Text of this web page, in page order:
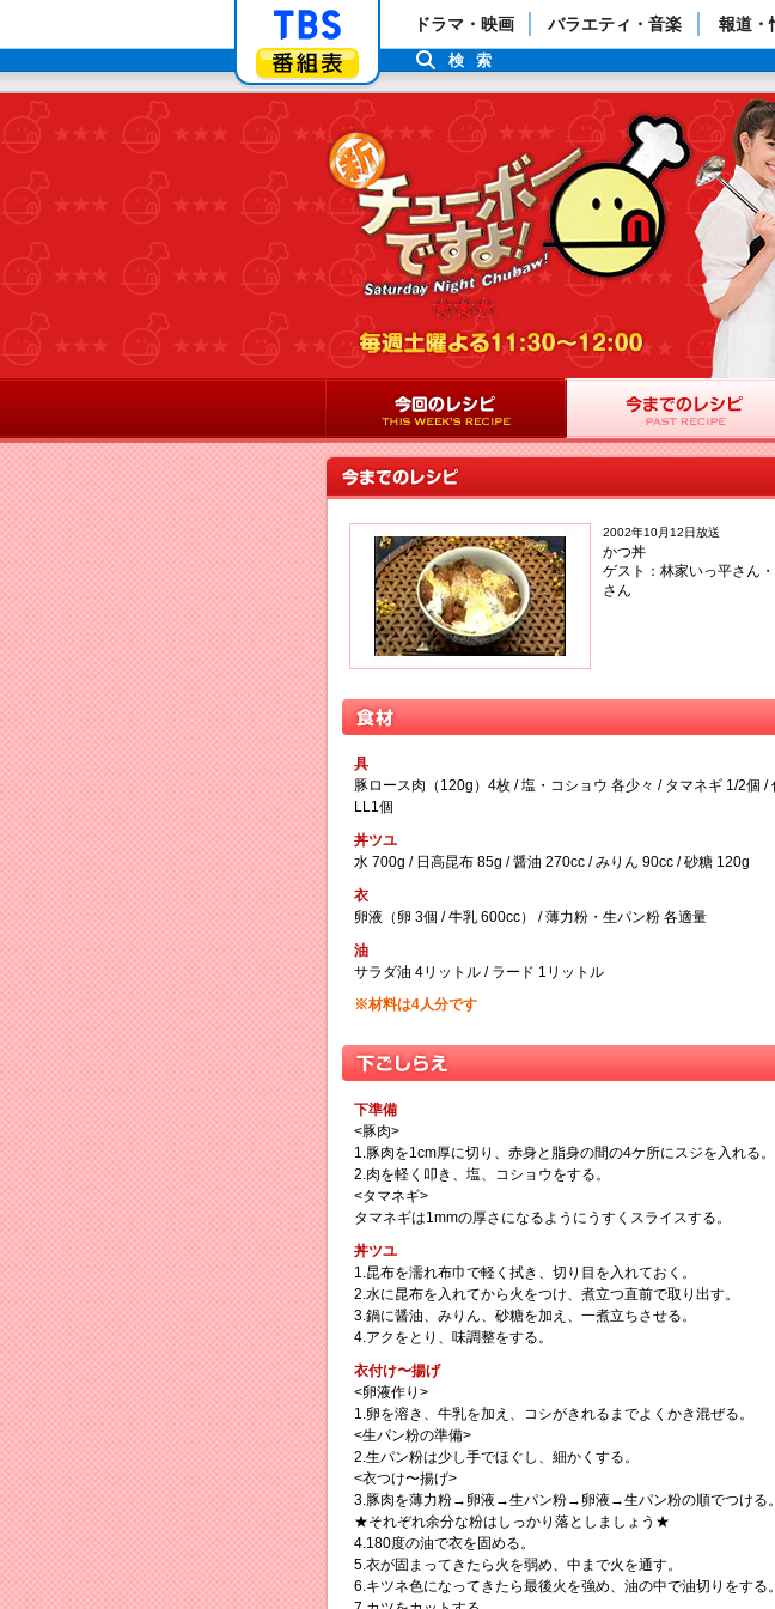
「TBSテレビ」トップページ
番組表
ドラマ・映画 バラエティ・音楽 報道・
検索
2002年10月12日放送
かつ丼
ゲスト：林家いっ平さん
さん
具
豚ロース肉（120g）4枚 / 塩・コショウ 各少々 / タマネギ 1/2個 /
LL1個
丼ツユ
水 700g / 日高昆布 85g / 醤油 270cc / みりん 90cc / 砂糖 120g
衣
卵液（卵 3個 / 牛乳 600cc） / 薄力粉・生パン粉 各適量
油
サラダ油 4リットル / ラード 1リットル
※材料は4人分です
下準備
<豚肉>
1.豚肉を1cm厚に切り、赤身と脂身の間の4ケ所にスジを入れる。
2.肉を軽く叩き、塩、コショウをする。
<タマネギ>
タマネギは1mmの厚さになるようにうすくスライスする。
丼ツユ
1.昆布を濡れ布巾で軽く拭き、切り目を入れておく。
2.水に昆布を入れてから火をつけ、煮立つ直前で取り出す。
3.鍋に醤油、みりん、砂糖を加え、一煮立ちさせる。
4.アクをとり、味調整をする。
衣付け〜揚げ
<卵液作り>
1.卵を溶き、牛乳を加え、コシがきれるまでよくかき混ぜる。
<生パン粉の準備>
2.生パン粉は少し手でほぐし、細かくする。
<衣つけ〜揚げ>
3.豚肉を薄力粉→卵液→生パン粉→卵液→生パン粉の順でつける。
★それぞれ余分な粉はしっかり落としましょう★
4.180度の油で衣を固める。
5.衣が固まってきたら火を弱め、中まで火を通す。
6.キツネ色になってきたら最後火を強め、油の中で油切りをする。